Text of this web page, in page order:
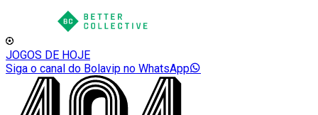
JOGOS DE HOJE
Siga o canal do Bolavip no WhatsApp